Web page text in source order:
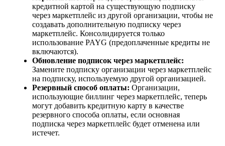
кредитной картой на существующую подписку
через маркетплейс из другой организации, чтобы не
создавать дополнительную подписку через
маркетплейс. Консолидируется только
использование PAYG (предоплаченные кредиты не
включаются).
Обновление подписок через маркетплейс:
Замените подписку организации через маркетплейс
на подписку, используемую другой организацией.
Резервный способ оплаты: Организации,
использующие биллинг через маркетплейс, теперь
могут добавить кредитную карту в качестве
резервного способа оплаты, если основная
подписка через маркетплейс будет отменена или
истечет.